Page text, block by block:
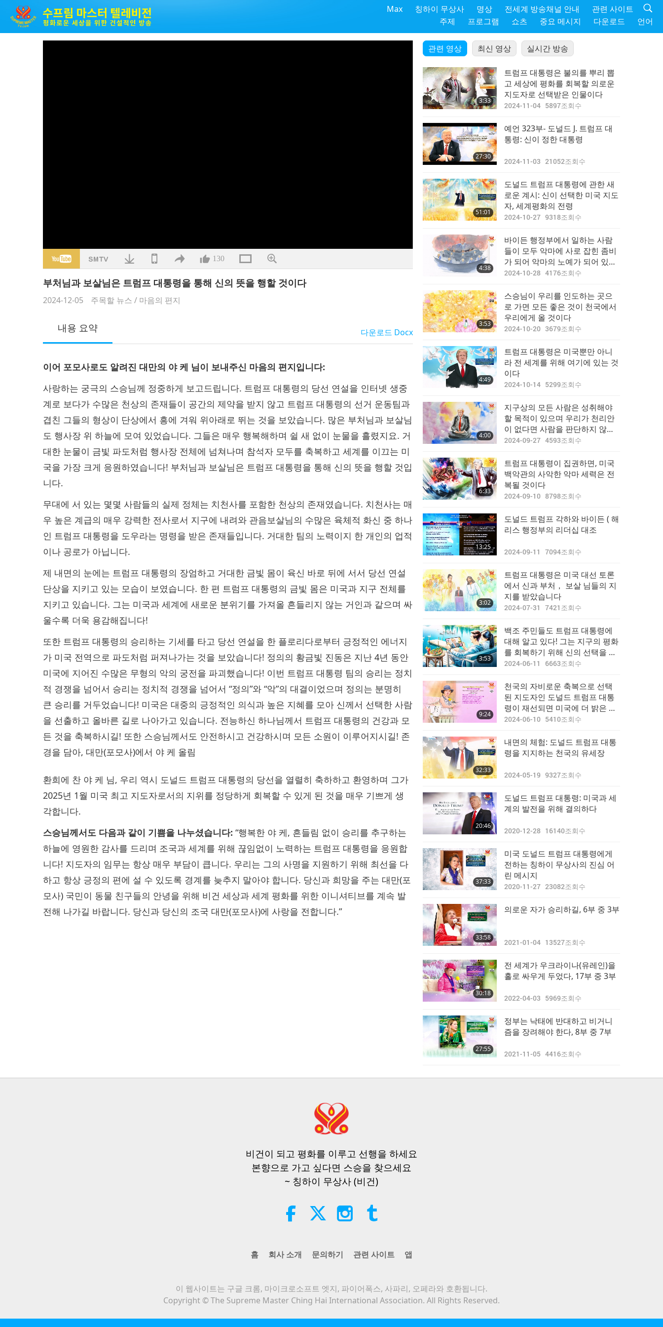
Max 칭하이 무상사 명상 전세계 방송채널 안내
관련 사이트
주제
프로그램 쇼츠 중요 메시지 다운로드 언어
130
부처님과 보살님은 트럼프 대통령을 통해 신의 뜻을 행할 것이다
2024-12-05 주목할 뉴스 / 마음의 편지
내용 요약 다운로드 Docx
이어 포모사로도 알려진 대만의 야 케 님이 보내주신 마음의 편지입니다:
사랑하는 궁극의 스승님께 정중하게 보고드립니다. 트럼프 대통령의 당선 연설을 인터넷 생중
계로 보다가 수많은 천상의 존재들이 공간의 제약을 받지 않고 트럼프 대통령의 선거 운동팀과
겹친 그들의 형상이 단상에서 흥에 겨워 위아래로 뛰는 것을 보았습니다. 많은 부처님과 보살님
도 행사장 위 하늘에 모여 있었습니다. 그들은 매우 행복해하며 쉴 새 없이 눈물을 흘렸지요. 거
대한 눈물이 금빛 파도처럼 행사장 전체에 넘쳐나며 참석자 모두를 축복하고 세계를 이끄는 미
국을 가장 크게 응원하였습니다! 부처님과 보살님은 트럼프 대통령을 통해 신의 뜻을 행할 것입
니다.
무대에 서 있는 몇몇 사람들의 실제 정체는 치천사를 포함한 천상의 존재였습니다. 치천사는 매
우 높은 계급의 매우 강력한 전사로서 지구에 내려와 관음보살님의 수많은 육체적 화신 중 하나
인 트럼프 대통령을 도우라는 명령을 받은 존재들입니다. 거대한 팀의 노력이지 한 개인의 업적
이나 공로가 아닙니다.
제 내면의 눈에는 트럼프 대통령의 장엄하고 거대한 금빛 몸이 육신 바로 뒤에 서서 당선 연설
단상을 지키고 있는 모습이 보였습니다. 한 편 트럼프 대통령의 금빛 몸은 미국과 지구 전체를
지키고 있습니다. 그는 미국과 세계에 새로운 분위기를 가져올 흔들리지 않는 거인과 같으며 싸
울수록 더욱 용감해집니다!
또한 트럼프 대통령의 승리하는 기세를 타고 당선 연설을 한 플로리다로부터 긍정적인 에너지
가 미국 전역으로 파도처럼 퍼져나가는 것을 보았습니다! 정의의 황금빛 진동은 지난 4년 동안
미국에 지어진 수많은 무형의 악의 궁전을 파괴했습니다! 이번 트럼프 대통령 팀의 승리는 정치
적 경쟁을 넘어서 승리는 정치적 경쟁을 넘어서 “정의”와 “악”의 대결이었으며 정의는 분명히
큰 승리를 거두었습니다! 미국은 대중의 긍정적인 의식과 높은 지혜를 모아 신께서 선택한 사람
을 선출하고 올바른 길로 나아가고 있습니다. 전능하신 하나님께서 트럼프 대통령의 건강과 모
든 것을 축복하시길! 또한 스승님께서도 안전하시고 건강하시며 모든 소원이 이루어지시길! 존
경을 담아, 대만(포모사)에서 야 케 올림
환희에 찬 야 케 님, 우리 역시 도널드 트럼프 대통령의 당선을 열렬히 축하하고 환영하며 그가
2025년 1월 미국 최고 지도자로서의 지위를 정당하게 회복할 수 있게 된 것을 매우 기쁘게 생
각합니다.
스승님께서도 다음과 같이 기쁨을 나누셨습니다: “행복한 야 케, 흔들림 없이 승리를 추구하는
하늘에 영원한 감사를 드리며 조국과 세계를 위해 끊임없이 노력하는 트럼프 대통령을 응원합
니다! 지도자의 임무는 항상 매우 부담이 큽니다. 우리는 그의 사명을 지원하기 위해 최선을 다
하고 항상 긍정의 편에 설 수 있도록 경계를 늦추지 말아야 합니다. 당신과 희망을 주는 대만(포
모사) 국민이 동물 친구들의 안녕을 위해 비건 세상과 세계 평화를 위한 이니셔티브를 계속 발
전해 나가길 바랍니다. 당신과 당신의 조국 대만(포모사)에 사랑을 전합니다.”
관련 영상 최신 영상 실시간 방송
3:33
트럼프 대통령은 불의를 뿌리 뽑
고 세상에 평화를 회복할 의로운
지도자로 선택받은 인물이다
2024-11-04 5897조회수
27:30
예언 323부- 도널드 J. 트럼프 대
통령: 신이 정한 대통령
2024-11-03 21052조회수
51:01
도널드 트럼프 대통령에 관한 새
로운 계시: 신이 선택한 미국 지도
자, 세계평화의 전령
2024-10-27 9318조회수
4:38
바이든 행정부에서 일하는 사람
들이 모두 악마에 사로 잡힌 좀비
가 되어 악마의 노예가 되어 있다
는 것을 깨닫다
2024-10-28 4176조회수
3:53
스승님이 우리를 인도하는 곳으
로 가면 모든 좋은 것이 천국에서
우리에게 올 것이다
2024-10-20 3679조회수
4:49
트럼프 대통령은 미국뿐만 아니
라 전 세계를 위해 여기에 있는 것
이다
2024-10-14 5299조회수
4:00
지구상의 모든 사람은 성취해야
할 목적이 있으며 우리가 천리안
이 없다면 사람을 판단하지 않는
것이 좋다
2024-09-27 4593조회수
6:33
트럼프 대통령이 집권하면, 미국
백악관의 사악한 악마 세력은 전
복될 것이다
2024-09-10 8798조회수
13:25
도널드 트럼프 각하와 바이든 ( 해
리스 행정부의 리더십 대조
2024-09-11 7094조회수
3:02
트럼프 대통령은 미국 대선 토론
에서 신과 부처， 보살 님들의 지
지를 받았습니다
2024-07-31 7421 조회수
3:53
백조 주민들도 트럼프 대통령에
대해 알고 있다! 그는 지구의 평화
를 회복하기 위해 신의 선택을 받
았다
2024-06-11 6663조회수
9:24
천국의 자비로운 축복으로 선택
된 지도자인 도널드 트럼프 대통
령이 재선되면 미국에 더 밝은 미
래가 기다리고 있길 소망하다
2024-06-10 5410조회수
32:33
내면의 체험: 도널드 트럼프 대통
령을 지지하는 천국의 유세장
2024-05-19 9327조회수
20:46
도널드 트럼프 대통령: 미국과 세
계의 발전을 위해 결의하다
2020-12-28 16140조회수
37:33
미국 도널드 트럼프 대통령에게
전하는 칭하이 무상사의 진심 어
린 메시지
2020-11-27 23082조회수
33:58
의로운 자가 승리하길, 6부 중 3부
2021-01-04 13527조회수
30:18
전 세계가 우크라이나(유레인)을
홀로 싸우게 두었다, 17부 중 3부
2022-04-03 5969조회수
27:55
정부는 낙태에 반대하고 비거니
즘을 장려해야 한다, 8부 중 7부
2021-11-05 4416조회수
비건이 되고 평화를 이루고 선행을 하세요
본향으로 가고 싶다면 스승을 찾으세요
~ 칭하이 무상사 (비건)
홈 회사 소개 문의하기 관련 사이트 앱
이 웹사이트는 구글 크롬, 마이크로소프트 엣지, 파이어폭스, 사파리, 오페라와 호환됩니다.
Copyright © The Supreme Master Ching Hai International Association. All Rights Reserved.